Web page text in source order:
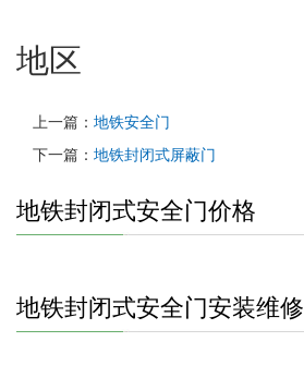
地区
上一篇： 地铁安全门
下一篇： 地铁封闭式屏蔽门
地铁封闭式安全门价格
地铁封闭式安全门安装维修